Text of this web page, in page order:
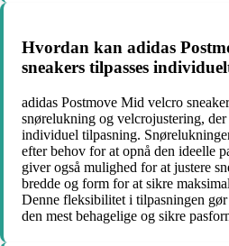
Hvordan kan adidas
sneakers tilpasses
adidas Postmove Mid velcro
snørelukning og velcrojustering,
individuel tilpasning.
efter behov for at opnå den ideelle
giver også mulighed for at justere
bredde og form for at sikre
Denne fleksibilitet i tilpasningen
den mest behagelige og sikre